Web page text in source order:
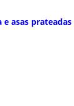
asas prateadas